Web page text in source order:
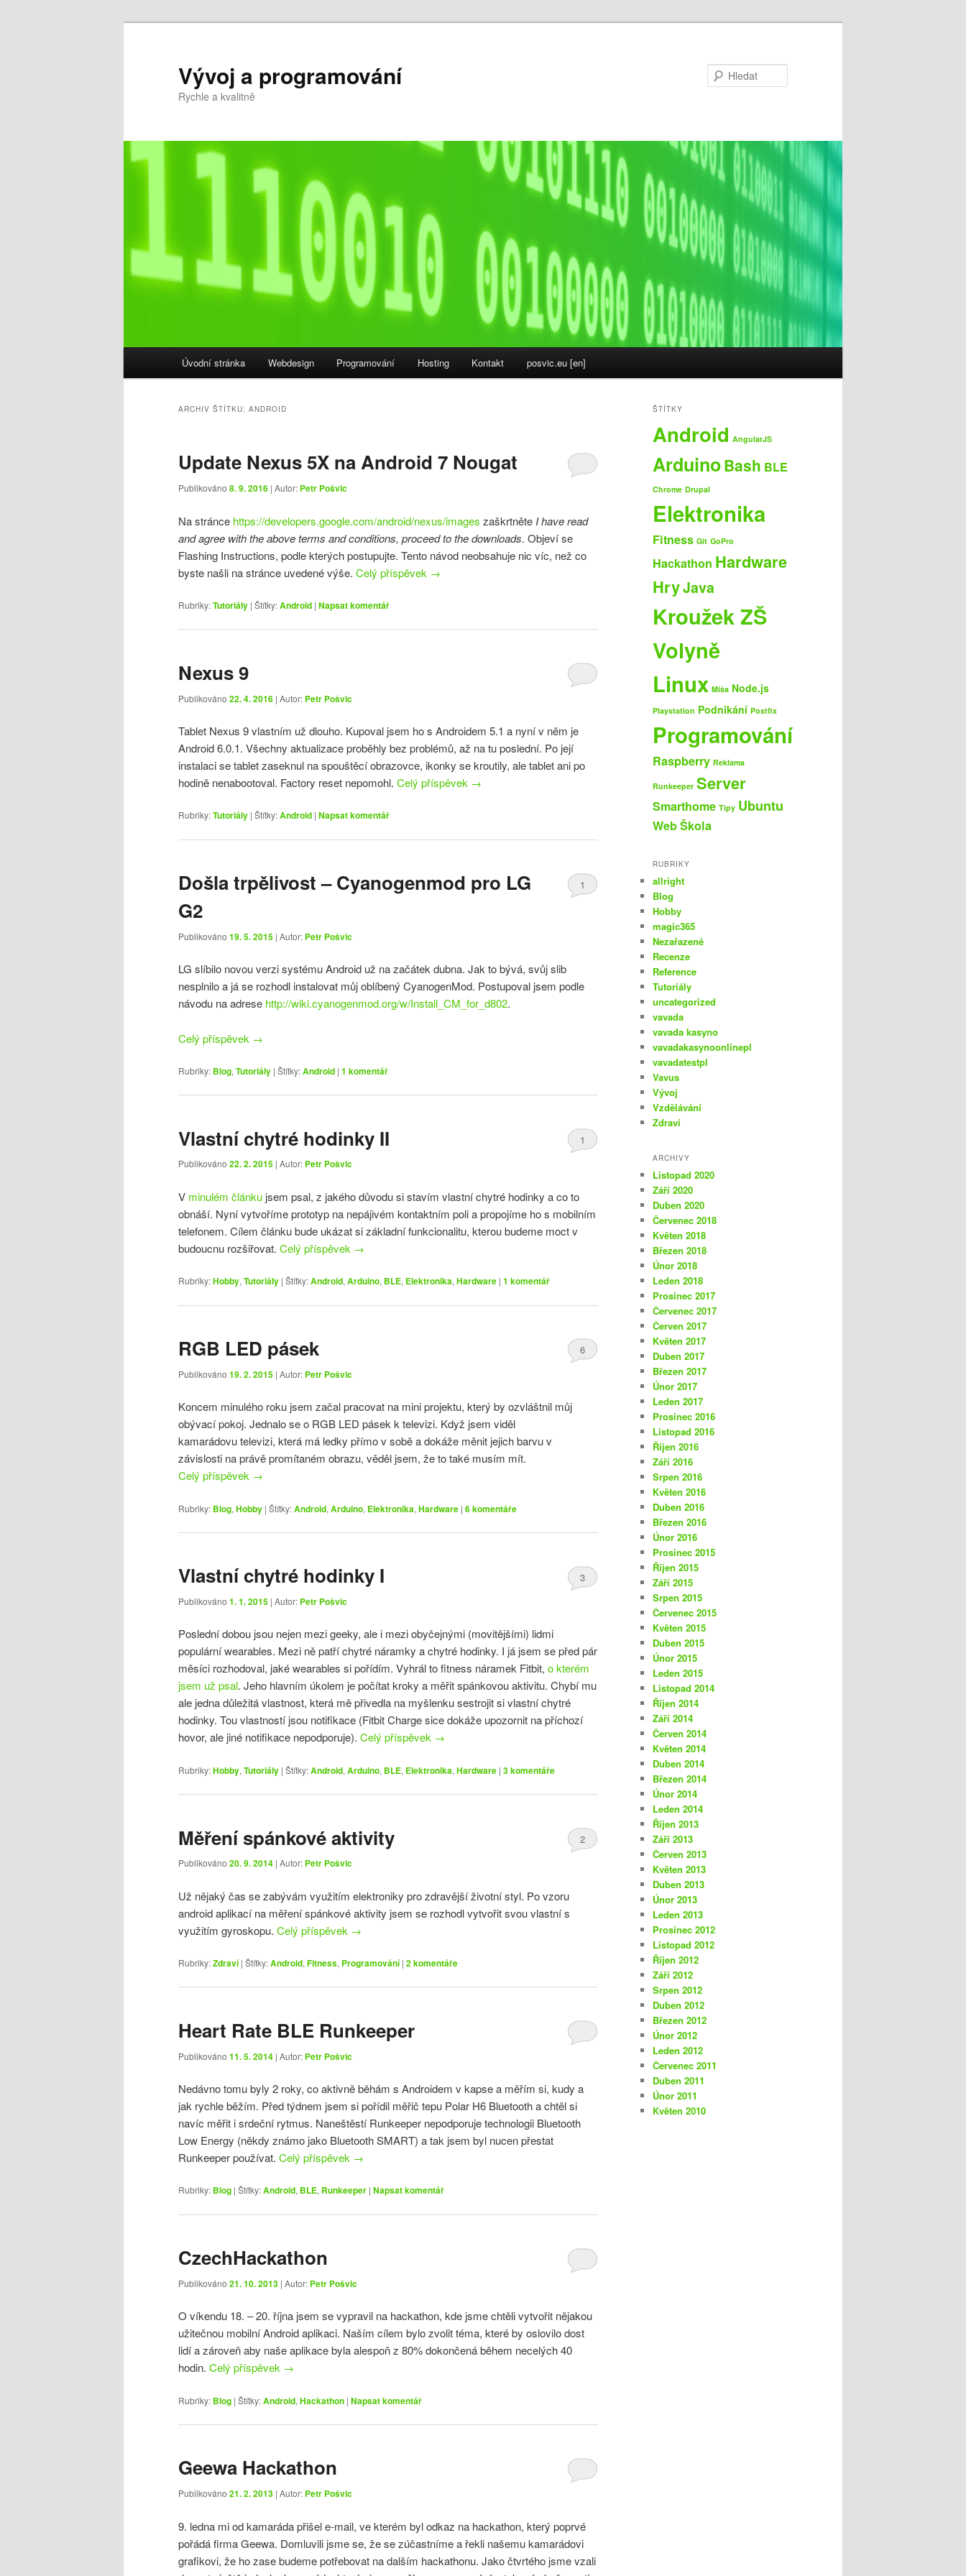
Vývoj a programování
Rychle a kvalitně
Úvodní stránka Webdesign Programování Hosting Kontakt posvic.eu [en]
ARCHIV ŠTÍTKU: ANDROID
Update Nexus 5X na Android 7 Nougat
Publikováno 8. 9. 2016 | Autor: Petr Pošvic
Na stránce https://developers.google.com/android/nexus/images zaškrtněte I have read
and agree with the above terms and conditions, proceed to the downloads. Objeví se
Flashing Instructions, podle kterých postupujte. Tento návod neobsahuje nic víc, než co
byste našli na stránce uvedené výše. Celý příspěvek →
Rubriky:Tutoriály | Štítky:Android | Napsat komentář
Nexus 9
Publikováno 22. 4. 2016 | Autor: Petr Pošvic
Tablet Nexus 9 vlastním už dlouho. Kupoval jsem ho s Androidem 5.1 a nyní v něm je
Android 6.0.1. Všechny aktualizace proběhly bez problémů, až na tu poslední. Po její
instalaci se tablet zaseknul na spouštěcí obrazovce, ikonky se kroutily, ale tablet ani po
hodině nenabootoval. Factory reset nepomohl. Celý příspěvek →
Rubriky:Tutoriály | Štítky:Android | Napsat komentář
Došla trpělivost – Cyanogenmod pro LG
G2
Publikováno 19. 5. 2015 | Autor: Petr Pošvic
1
LG slíbilo novou verzi systému Android už na začátek dubna. Jak to bývá, svůj slib
nesplnilo a já se rozhodl instalovat můj oblíbený CyanogenMod. Postupoval jsem podle
návodu na adrese http://wiki.cyanogenmod.org/w/Install_CM_for_d802.
Celý příspěvek →
Rubriky: Blog, Tutoriály | Štítky:Android | 1 komentář
Vlastní chytré hodinky II
Publikováno 22. 2. 2015 | Autor: Petr Pošvic
1
V minulém článku jsem psal, z jakého důvodu si stavím vlastní chytré hodinky a co to
obnáší. Nyní vytvoříme prototyp na nepájivém kontaktním poli a propojíme ho s mobilním
telefonem. Cílem článku bude ukázat si základní funkcionalitu, kterou budeme moct v
budoucnu rozšiřovat. Celý příspěvek →
Rubriky:Hobby, Tutoriály | Štítky:Android, Arduino, BLE, Elektronika, Hardware | 1 komentář
RGB LED pásek
Publikováno 19. 2. 2015 | Autor: Petr Pošvic
6
Koncem minulého roku jsem začal pracovat na mini projektu, který by ozvláštnil můj
obývací pokoj. Jednalo se o RGB LED pásek k televizi. Když jsem viděl
kamarádovu televizi, která má ledky přímo v sobě a dokáže měnit jejich barvu v
závislosti na právě promítaném obrazu, věděl jsem, že to také musím mít.
Celý příspěvek →
Rubriky: Blog, Hobby | Štítky:Android, Arduino, Elektronika, Hardware | 6komentáře
Vlastní chytré hodinky I
Publikováno 1. 1. 2015 | Autor: Petr Pošvic
3
Poslední dobou jsou nejen mezi geeky, ale i mezi obyčejnými (movitějšími) lidmi
populární wearables. Mezi ně patří chytré náramky a chytré hodinky. I já jsem se před pár
měsíci rozhodoval, jaké wearables si pořídím. Vyhrál to fitness náramek Fitbit, o kterém
jsem už psal. Jeho hlavním úkolem je počítat kroky a měřit spánkovou aktivitu. Chybí mu
ale jedna důležitá vlastnost, která mě přivedla na myšlenku sestrojit si vlastní chytré
hodinky. Tou vlastností jsou notifikace (Fitbit Charge sice dokáže upozornit na příchozí
hovor, ale jiné notifikace nepodporuje). Celý příspěvek →
Rubriky:Hobby, Tutoriály | Štítky:Android, Arduino, BLE, Elektronika, Hardware | 3komentáře
Měření spánkové aktivity
Publikováno 20. 9. 2014 | Autor: Petr Pošvic
2
Už nějaký čas se zabývám využitím elektroniky pro zdravější životní styl. Po vzoru
android aplikací na měření spánkové aktivity jsem se rozhodl vytvořit svou vlastní s
využitím gyroskopu. Celý příspěvek →
Rubriky:Zdraví | Štítky:Android, Fitness, Programování | 2komentáře
Heart Rate BLE Runkeeper
Publikováno 11. 5. 2014 | Autor: Petr Pošvic
Nedávno tomu byly 2 roky, co aktivně běhám s Androidem v kapse a měřím si, kudy a
jak rychle běžím. Před týdnem jsem si pořídil měřič tepu Polar H6 Bluetooth a chtěl si
navíc měřit i srdeční rytmus. Naneštěstí Runkeeper nepodporuje technologii Bluetooth
Low Energy (někdy známo jako Bluetooth SMART) a tak jsem byl nucen přestat
Runkeeper používat. Celý příspěvek →
Rubriky: Blog | Štítky:Android, BLE, Runkeeper | Napsat komentář
CzechHackathon
Publikováno 21. 10. 2013 | Autor: Petr Pošvic
O víkendu 18. – 20. října jsem se vypravil na hackathon, kde jsme chtěli vytvořit nějakou
užitečnou mobilní Android aplikaci. Naším cílem bylo zvolit téma, které by oslovilo dost
lidí a zároveň aby naše aplikace byla alespoň z 80% dokončená během necelých 40
hodin. Celý příspěvek →
Rubriky: Blog | Štítky:Android, Hackathon | Napsat komentář
Geewa Hackathon
Publikováno 21. 2. 2013 | Autor: Petr Pošvic
9. ledna mi od kamaráda přišel e-mail, ve kterém byl odkaz na hackathon, který poprvé
pořádá firma Geewa. Domluvili jsme se, že se zúčastníme a řekli našemu kamarádovi
grafikovi, že ho zase budeme potřebovat na dalším hackathonu. Jako čtvrtého jsme vzali
ŠTÍTKY
Android AngularJS
ArduinoBash BLE
Chrome Drupal
Elektronika
Fitness Git GoPro
Hackathon Hardware
HryJava
Kroužek ZŠ
Volyně
Linux Míša Node.js
Playstation Podnikání Postfix
Programování
Raspberry Reklama
Runkeeper Server
Smarthome Tipy Ubuntu
WebŠkola
RUBRIKY
allright
Blog
Hobby
magic365
Nezařazené
Recenze
Reference
Tutoriály
uncategorized
vavada
vavada kasyno
vavadakasynoonlinepl
vavadatestpl
Vavus
Vývoj
Vzdělávání
Zdraví
ARCHIVY
Listopad 2020
Září 2020
Duben 2020
Červenec 2018
Květen 2018
Březen 2018
Únor 2018
Leden 2018
Prosinec 2017
Červenec 2017
Červen 2017
Květen 2017
Duben 2017
Březen 2017
Únor 2017
Leden 2017
Prosinec 2016
Listopad 2016
Říjen 2016
Září 2016
Srpen 2016
Květen 2016
Duben 2016
Březen 2016
Únor 2016
Prosinec 2015
Říjen 2015
Září 2015
Srpen 2015
Červenec 2015
Květen 2015
Duben 2015
Únor 2015
Leden 2015
Listopad 2014
Říjen 2014
Září 2014
Červen 2014
Květen 2014
Duben 2014
Březen 2014
Únor 2014
Leden 2014
Říjen 2013
Září 2013
Červen 2013
Květen 2013
Duben 2013
Únor 2013
Leden 2013
Prosinec 2012
Listopad 2012
Říjen 2012
Září 2012
Srpen 2012
Duben 2012
Březen 2012
Únor 2012
Leden 2012
Červenec 2011
Duben 2011
Únor 2011
Květen 2010